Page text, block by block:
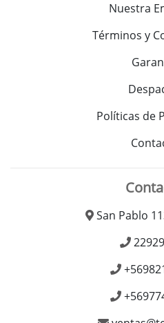
Nuestra
Términos y
Políticas de
San Pablo